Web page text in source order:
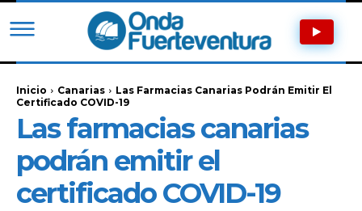
Inicio Canarias
Las Farmacias Canarias Podrán Emitir El
Certificado COVID-19
Las farmacias canarias
podrán emitir el
certificado COVID-19